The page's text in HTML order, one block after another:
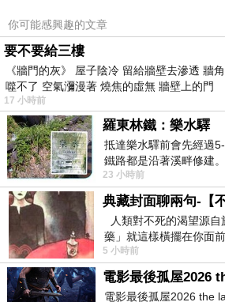
可以每天海量文與新聞播報
少，
但是我每天吃早餐的唯一樂趣
我對你很忠心，早上第一件事情
就是登入與你相見，雖然我
句，但是我能傳遞我的鼓勵推
這是很溫暖的事情，鍵盤電腦
能夠傳遞溫暖給不認識的人
了，
能不能行行好，給點力！！
少，我不偷不搶，也不發海量
也不盜文，我只是偶爾發廢文
你可能感興趣的文章
要不要給三樓
《牆門的灰》 屋子陰冷 留給牆壁去滲透 牆
噬不了 空氣瀰漫著 燒焦的虛無 牆壁上的門
17 小時前
羅東林鐵：樂水驛
抵達樂水驛前會先經過
鐵路都是沿著溪畔修建
但因與臺鐵集集線車站
23 小時前
典藏封面聊兩句-【
人類對不死的渴望源
藥」就這樣橫擺在你面
停止衰老、痛覺消失…堪
5 小時前
電影最後孤屋2026 the